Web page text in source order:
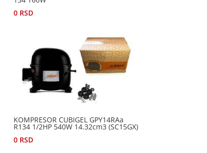
0 RSD
KOMPRESOR CUBIGEL GPY14RAa
R134 1/2HP 540W 14.32cm3 (SC15GX)
0 RSD